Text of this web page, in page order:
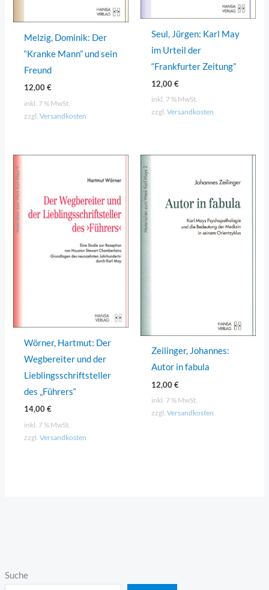
Suche
Melzig, Dominik: Der
“Kranke Mann” und sein
Freund
12,00€
inkl. 7 % MwSt.
zzgl. Versandkosten
Seul, Jürgen: Karl May
im Urteil der
“Frankfurter Zeitung”
12,00€
inkl. 7 % MwSt.
zzgl. Versandkosten
Wörner, Hartmut: Der
Wegbereiter und der
Lieblingsschriftsteller
des „Führers“
14,00€
inkl. 7 % MwSt.
zzgl. Versandkosten
Zeilinger, Johannes:
Autor in fabula
12,00€
inkl. 7 % MwSt.
zzgl. Versandkosten